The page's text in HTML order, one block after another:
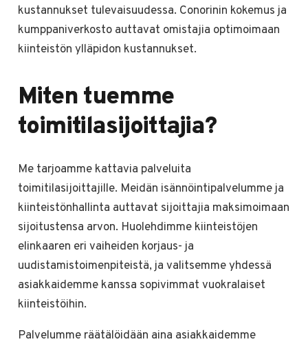
kustannukset tulevaisuudessa. Conorinin kokemus ja
kumppaniverkosto auttavat omistajia optimoimaan
kiinteistön ylläpidon kustannukset.
Miten tuemme
toimitilasijoittajia?
Me tarjoamme kattavia palveluita
toimitilasijoittajille. Meidän isännöintipalvelumme ja
kiinteistönhallinta auttavat sijoittajia maksimoimaan
sijoitustensa arvon. Huolehdimme kiinteistöjen
elinkaaren eri vaiheiden korjaus- ja
uudistamistoimenpiteistä, ja valitsemme yhdessä
asiakkaidemme kanssa sopivimmat vuokralaiset
kiinteistöihin.
Palvelumme räätälöidään aina asiakkaidemme